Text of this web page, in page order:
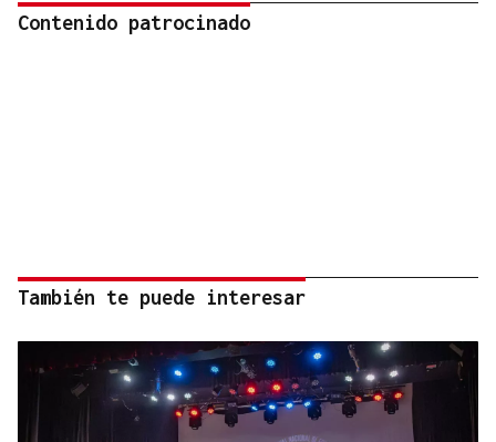
Contenido patrocinado
También te puede interesar